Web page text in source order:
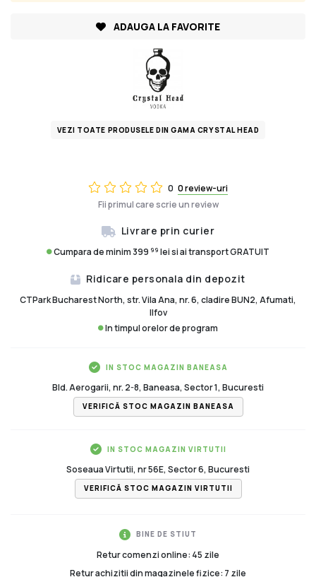
0 0 review-uri
Fii primul care scrie un review
Livrare prin curier
Cumpara de minim 399 99 lei si ai transport GRATUIT
Ridicare personala din depozit
CTPark Bucharest North, str. Vila Ana, nr. 6, cladire BUN2, Afumati,
Ilfov
In timpul orelor de program
IN STOC MAGAZIN BANEASA
Bld. Aerogarii, nr. 2-8, Baneasa, Sector 1, Bucuresti
VERIFICĂ STOC MAGAZIN BANEASA
IN STOC MAGAZIN VIRTUTII
Soseaua Virtutii, nr 56E, Sector 6, Bucuresti
VERIFICĂ STOC MAGAZIN VIRTUTII
BINE DE STIUT
Retur comenzi online: 45 zile
Retur achizitii din magazinele fizice: 7 zile
ADAUGA LA FAVORITE
VEZI TOATE PRODUSELE DIN GAMA CRYSTAL HEAD